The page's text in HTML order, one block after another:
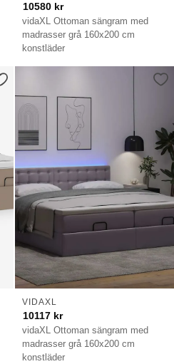
vidaXL Ottoman sängram med
madrasser grå 160x200 cm
konstläder
10580 kr
vidaXL Ottoman sängram med
madrasser grå 160x200 cm
konstläder
VIDAXL
10117 kr